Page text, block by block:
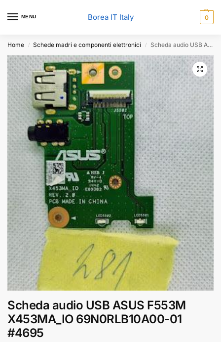
MENU Borea IT Italy 0
Home / Schede madri e componenti elettronici / Scheda audio USB ASUS F553M X453MA_IO 69N0RLB10A00-01 #4695
Scheda audio USB ASUS F553M
X453MA_IO 69N0RLB10A00-01
#4695